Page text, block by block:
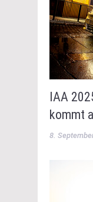
IAA
kommt
8.